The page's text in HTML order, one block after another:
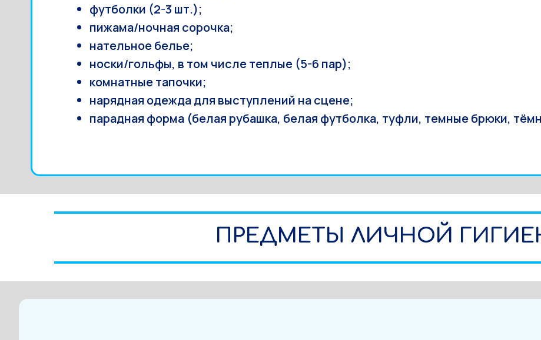
футболки (2-3 шт.);
пижама/ночная сорочка;
нательное белье;
носки/гольфы, в том числе теплые (5-6 пар);
комнатные тапочки;
нарядная одежда для выступлений на сцене;
парадная форма (белая рубашка, белая футболка, туфли, темные брюки,
ПРЕДМЕТЫ ЛИЧНОЙ